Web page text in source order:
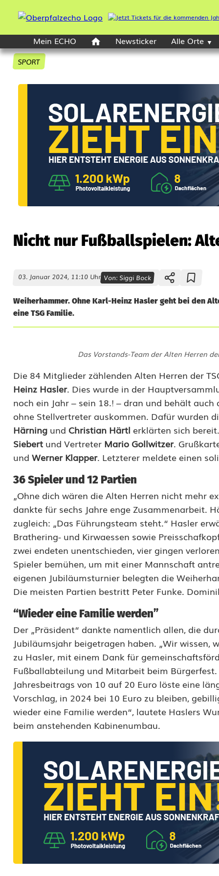
Mein ECHO
Newsticker Alle Orte
SPORT
Nicht nur Fußballspielen:
03. Januar 2024, 11:10 Uhr Von: Siggi Bock
Weiherhammer. Ohne Karl-Heinz Hasler geht bei den
eine TSG Familie.
c
h
t
n
u
r
F
u
ß
b
a
l
l
s
p
i
e
l
e
e
Das Vorstands-Team der Alten Herren
Die 84 Mitglieder zählenden Alten Herren der
Heinz Hasler. Dies wurde in der
noch ein Jahr – sein 18.! – dran und behält
ohne Stellvertreter auskommen. Dafür wurden
Härning und Christian Härtl erklärten sich
Siebert und Vertreter Mario Gollwitzer.
und Werner Klapper. Letzterer meldete einen
36 Spieler und 12 Partien
„Ohne dich wären die Alten Herren nicht mehr
dankte für sechs Jahre enge Zusammenarbeit.
zugleich: „Das Führungsteam steht.“ Hasler
Brathering- und Kirwaessen sowie
zwei endeten unentschieden, vier gingen
Spieler bemühen, um mit einer Mannschaft
eigenen Jubiläumsturnier belegten die
Die meisten Partien bestritt Peter Funke.
“Wieder eine Familie werden”
Der „Präsident“ dankte namentlich allen, die
Jubiläumsjahr beigetragen haben. „Wir wissen,
zu Hasler, mit einem Dank für
Fußballabteilung und Mitarbeit beim
Jahresbeitrags von 10 auf 20 Euro löste eine
Vorschlag, in 2024 bei 10 Euro zu bleiben,
wieder eine Familie werden“, lautete Haslers
beim anstehenden Kabinenumbau.